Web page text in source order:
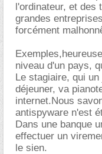
l'ordinateur, et des
grandes
forcément
niveau d'un pays,
Le stagiaire, qui
déjeuner, va
internet.Nous
antispyware n'est
Dans une banque
effectuer un
le sien.